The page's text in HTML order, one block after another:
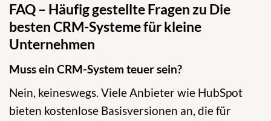
FAQ – Häufig gestellte Fragen zu Die
besten CRM-Systeme für kleine
Unternehmen
Muss ein CRM-System teuer sein?
Nein, keineswegs. Viele Anbieter wie HubSpot
bieten kostenlose Basisversionen an, die für